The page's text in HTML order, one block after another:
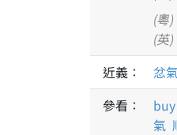
(粵)
(英)
近義：
忿
參看：
buy
氣